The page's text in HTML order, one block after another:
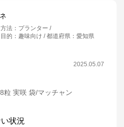
法 ： プランター
的 ： 趣味向け 都道府県 ： 愛知県
2025.05.07
粒 実咲 袋/マッチャン
状況